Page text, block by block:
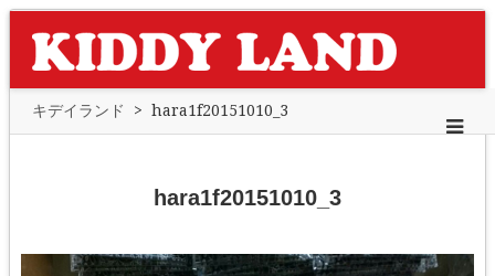
キデイランド > hara1f20151010_3
hara1f20151010_3